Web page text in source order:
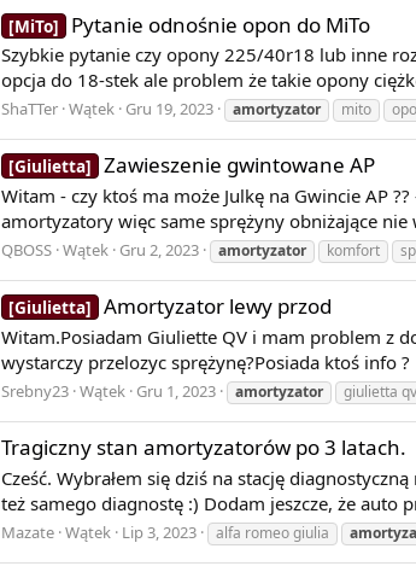
[MiTo] Pytanie odnośnie opon do MiTo
Szybkie pytanie czy opony 225/40r18 lub inne
opcja do 18-stek ale problem że takie opony
ShaTTer Wątek Gru 19, 2023 amortyzator mito
[Giulietta] Zawieszenie gwintowane AP
Witam - czy ktoś ma może Julkę na Gwincie AP
amortyzatory więc same sprężyny obniżające
QBOSS Wątek Gru 2, 2023 amortyzator komfort
[Giulietta] Amortyzator lewy przod
Witam.Posiadam Giuliette QV i mam problem z
wystarczy przelozyc sprężynę?Posiada ktoś info ?
Srebny23 Wątek Gru 1, 2023 amortyzator giulietta qv
Tragiczny stan amortyzatorów po 3 latach.
Cześć. Wybrałem się dziś na stację
też samego diagnostę :) Dodam jeszcze, że auto
Mazate Wątek Lip 3, 2023 alfa romeo giulia